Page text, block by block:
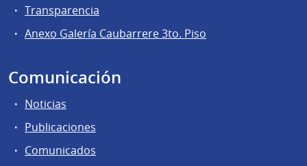
Transparencia
Anexo Galería Caubarrere 3to. Piso
Comunicación
Noticias
Publicaciones
Comunicados